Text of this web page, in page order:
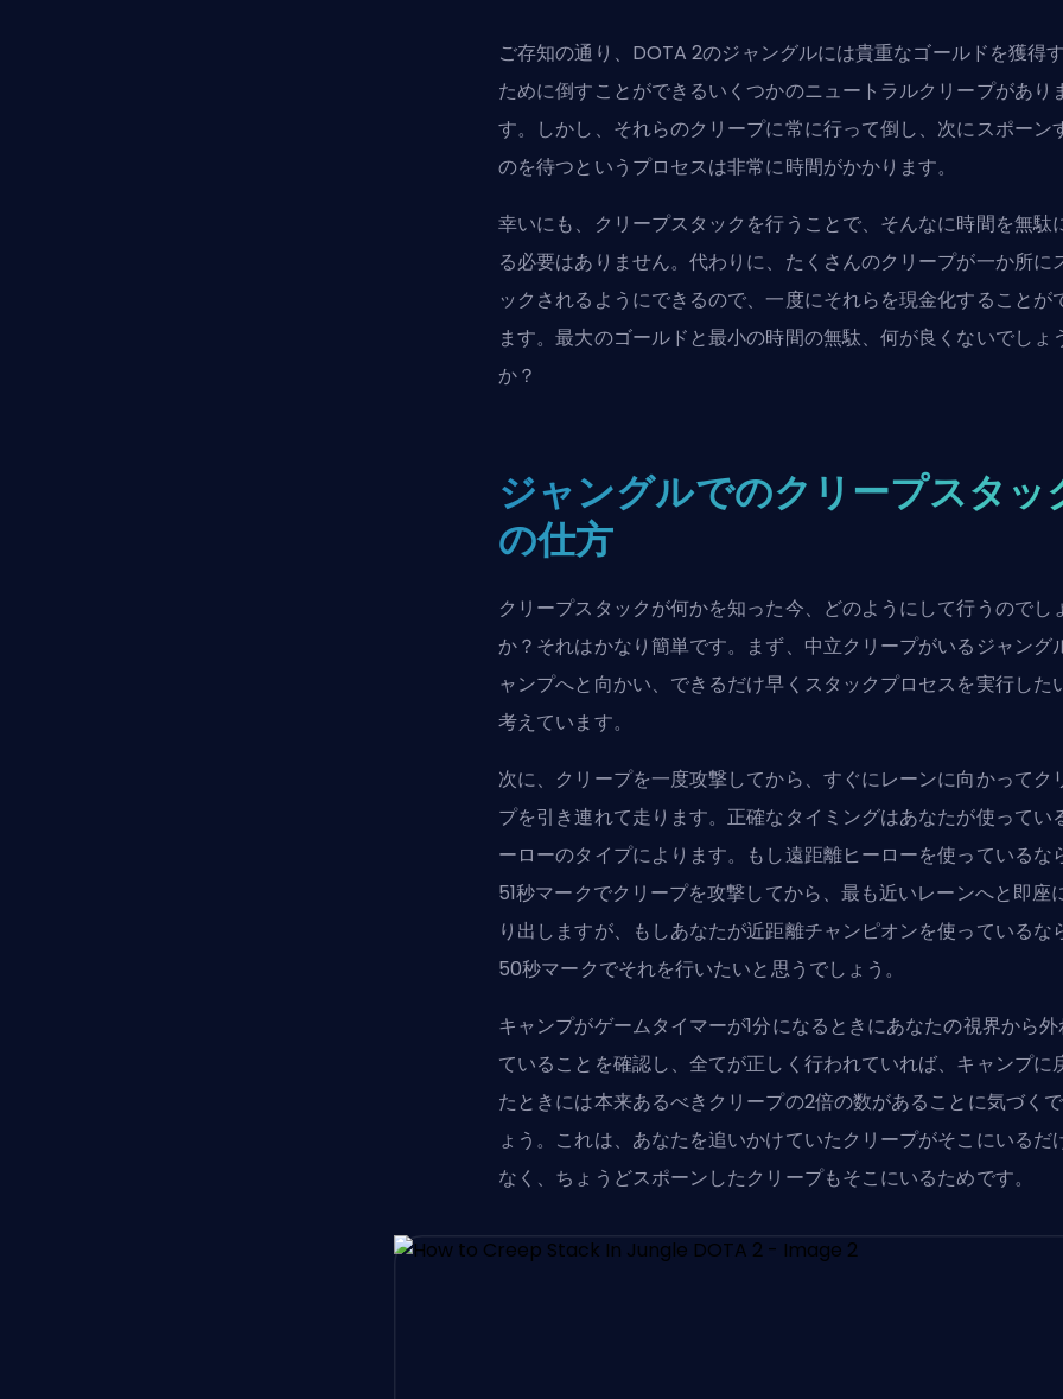
ご存知の通り、DOTA 2のジャングルには貴重なゴールドを獲得
ために倒すことができるいくつかのニュートラルクリープがあり
す。しかし、それらのクリープに常に行って倒し、次にスポーン
のを待つというプロセスは非常に時間がかかります。
幸いにも、クリープスタックを行うことで、そんなに時間を無駄
る必要はありません。代わりに、たくさんのクリープが一か所に
ックされるようにできるので、一度にそれらを現金化することが
ます。最大のゴールドと最小の時間の無駄、何が良くないでしょ
か？
ジャングルでのクリープスタッ
の仕方
クリープスタックが何かを知った今、どのようにして行うのでし
か？それはかなり簡単です。まず、中立クリープがいるジャング
ャンプへと向かい、できるだけ早くスタックプロセスを実行した
考えています。
次に、クリープを一度攻撃してから、すぐにレーンに向かってク
プを引き連れて走ります。正確なタイミングはあなたが使ってい
ーローのタイプによります。もし遠距離ヒーローを使っているな
51秒マークでクリープを攻撃してから、最も近いレーンへと即座
り出しますが、もしあなたが近距離チャンピオンを使っているな
50秒マークでそれを行いたいと思うでしょう。
キャンプがゲームタイマーが1分になるときにあなたの視界から
ていることを確認し、全てが正しく行われていれば、キャンプに
たときには本来あるべきクリープの2倍の数があることに気づく
ょう。これは、あなたを追いかけていたクリープがそこにいるだ
なく、ちょうどスポーンしたクリープもそこにいるためです。